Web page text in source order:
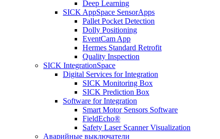
Deep Learning
SICK AppSpace SensorApps
Pallet Pocket Detection
Dolly Positioning
EventCam App
Hermes Standard Retrofit
Quality Inspection
SICK IntegrationSpace
Digital Services for Integration
SICK Monitoring Box
SICK Prediction Box
Software for Integration
Smart Motor Sensors Software
FieldEcho®
Safety Laser Scanner Visualization
Аварийные выключатели